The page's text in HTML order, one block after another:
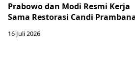
Prabowo dan Modi Resmi Kerja
Sama Restorasi Candi
16 Juli 2026